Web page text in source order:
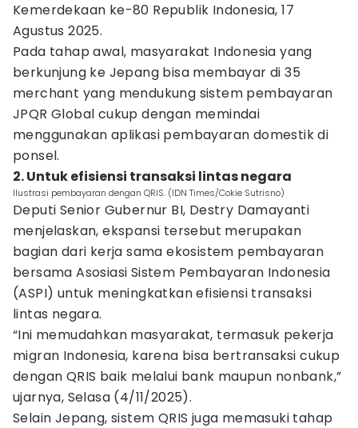
Kemerdekaan ke-80 Republik Indonesia, 17
Agustus 2025.
Pada tahap awal, masyarakat Indonesia yang
berkunjung ke Jepang bisa membayar di 35
merchant yang mendukung sistem pembayaran
JPQR Global cukup dengan memindai
menggunakan aplikasi pembayaran domestik di
ponsel.
2. Untuk efisiensi transaksi lintas negara
Ilustrasi pembayaran dengan QRIS. (IDN Times/Cokie Sutrisno)
Deputi Senior Gubernur BI, Destry Damayanti
menjelaskan, ekspansi tersebut merupakan
bagian dari kerja sama ekosistem pembayaran
bersama Asosiasi Sistem Pembayaran Indonesia
(ASPI) untuk meningkatkan efisiensi transaksi
lintas negara.
“Ini memudahkan masyarakat, termasuk pekerja
migran Indonesia, karena bisa bertransaksi cukup
dengan QRIS baik melalui bank maupun nonbank,”
ujarnya, Selasa (4/11/2025).
Selain Jepang, sistem QRIS juga memasuki tahap